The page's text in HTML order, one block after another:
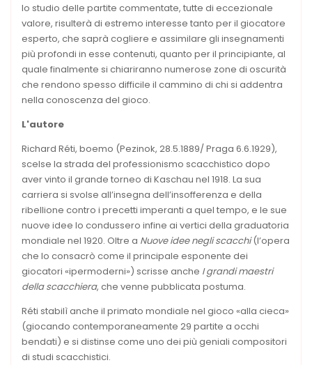
lo studio delle partite commentate, tutte di eccezionale
valore, risulterà di estremo interesse tanto per il giocatore
esperto, che saprà cogliere e assimilare gli insegnamenti
più profondi in esse contenuti, quanto per il principiante, al
quale finalmente si chiariranno numerose zone di oscurità
che rendono spesso difficile il cammino di chi si addentra
nella conoscenza del gioco.
L'autore
Richard Réti, boemo (Pezinok, 28.5.1889/ Praga 6.6.1929),
scelse la strada del professionismo scacchistico dopo
aver vinto il grande torneo di Kaschau nel 1918. La sua
carriera si svolse all’insegna dell’insofferenza e della
ribellione contro i precetti imperanti a quel tempo, e le sue
nuove idee lo condussero infine ai vertici della graduatoria
mondiale nel 1920. Oltre a Nuove idee negli scacchi(l’opera
che lo consacrò come il principale esponente dei
giocatori «ipermoderni») scrisse anche I grandi maestri
della scacchiera, che venne pubblicata postuma.
Réti stabilì anche il primato mondiale nel gioco «alla cieca»
(giocando contemporaneamente 29 partite a occhi
bendati) e si distinse come uno dei più geniali compositori
di studi scacchistici.